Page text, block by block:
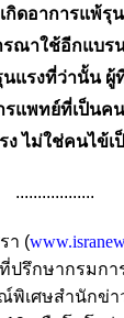
ดอาการแพ้รุ
รณาใช้อีกแบ
นแรงที่ว่านั้น
รแพทย์ที่เป็นค
ไม่ใช่คนไข้เ
..................
า (
รึกษากรมกา
พิเศษสำนักข่